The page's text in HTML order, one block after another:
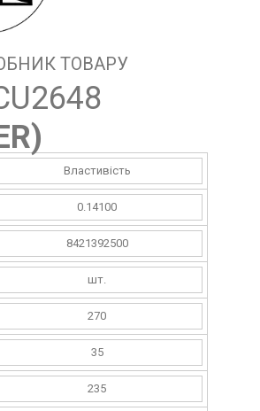
ТОВАРУ
)
Властивість
0.14100
8421392500
шт.
270
35
235